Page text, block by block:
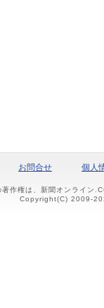
お問合せ 個人
作権は、新聞オンライン
Copyright(C) 2009-